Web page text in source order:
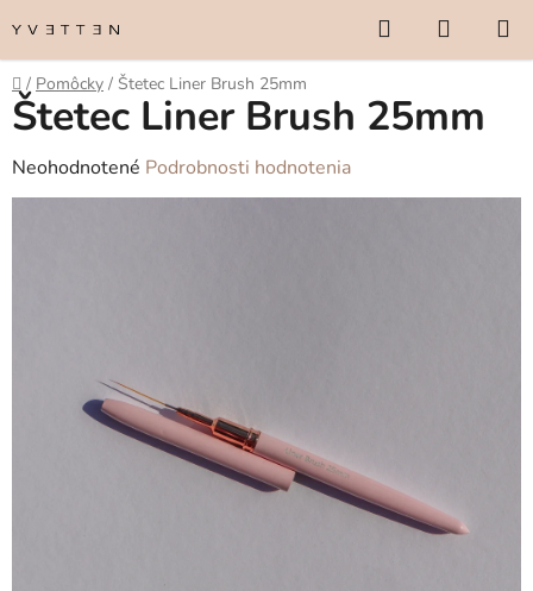
na
obsah
Hľadať
KOŠÍK
Domov
/ Pomôcky / Štetec Liner Brush 25mm
Štetec Liner Brush 25mm
Priemerné
hodnotenie
hviezdičiek.
Neohodnotené Podrobnosti hodnotenia